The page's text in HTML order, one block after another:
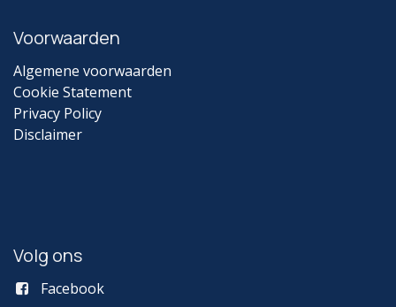
Voorwaarden
Algemene voorwaarden
Cookie Statement
Privacy Policy
Disclaimer
Volg ons
Facebook